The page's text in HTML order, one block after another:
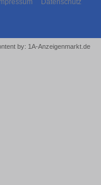
Impressum Datenschutz
by: 1A-Anzeigenmarkt.de